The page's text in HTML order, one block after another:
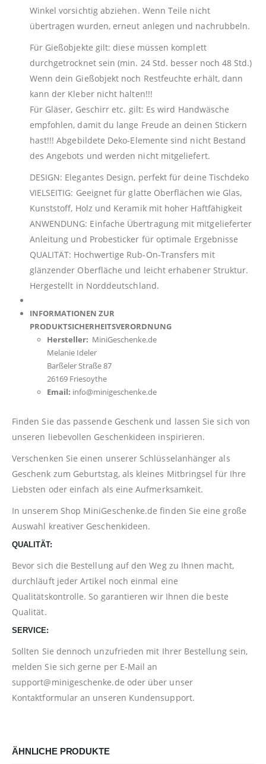
Winkel vorsichtig abziehen. Wenn Teile nicht
übertragen wurden, erneut anlegen und nachrubbeln.
Für Gießobjekte gilt: diese müssen komplett
durchgetrocknet sein (min. 24 Std. besser noch 48 Std.)
Wenn dein Gießobjekt noch Restfeuchte erhält, dann
kann der Kleber nicht halten!!!
Für Gläser, Geschirr etc. gilt: Es wird Handwäsche
empfohlen, damit du lange Freude an deinen Stickern
hast!!! Abgebildete Deko-Elemente sind nicht Bestand
des Angebots und werden nicht mitgeliefert.
DESIGN: Elegantes Design, perfekt für deine Tischdeko
VIELSEITIG: Geeignet für glatte Oberflächen wie Glas,
Kunststoff, Holz und Keramik mit hoher Haftfähigkeit
ANWENDUNG: Einfache Übertragung mit mitgelieferter
Anleitung und Probesticker für optimale Ergebnisse
QUALITÄT: Hochwertige Rub-On-Transfers mit
glänzender Oberfläche und leicht erhabener Struktur.
Hergestellt in Norddeutschland.
INFORMATIONEN ZUR
PRODUKTSICHERHEITSVERORDNUNG
Hersteller: MiniGeschenke.de
Melanie Ideler
Barßeler Straße 87
26169 Friesoythe
Email: info@minigeschenke.de
Finden Sie das passende Geschenk und lassen Sie sich von
unseren liebevollen Geschenkideen inspirieren.
Verschenken Sie einen unserer Schlüsselanhänger als
Geschenk zum Geburtstag, als kleines Mitbringsel für Ihre
Liebsten oder einfach als eine Aufmerksamkeit.
In unserem Shop MiniGeschenke.de finden Sie eine große
Auswahl kreativer Geschenkideen.
QUALITÄT:
Bevor sich die Bestellung auf den Weg zu Ihnen macht,
durchläuft jeder Artikel noch einmal eine
Qualitätskontrolle. So garantieren wir Ihnen die beste
Qualität.
SERVICE:
Sollten Sie dennoch unzufrieden mit Ihrer Bestellung sein,
melden Sie sich gerne per E-Mail an
support@minigeschenke.de oder über unser
Kontaktformular an unseren Kundensupport.
ÄHNLICHE PRODUKTE